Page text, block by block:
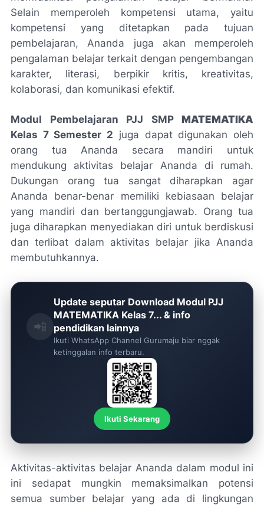
Selain memperoleh kompetensi utama, yaitu
kompetensi yang ditetapkan pada tujuan
pembelajaran, Ananda juga akan memperoleh
pengalaman belajar terkait dengan pengembangan
karakter, literasi, berpikir kritis, kreativitas,
kolaborasi, dan komunikasi efektif.
Modul Pembelajaran PJJ SMP MATEMATIKA
Kelas 7 Semester 2 juga dapat digunakan oleh
orang tua Ananda secara mandiri untuk
mendukung aktivitas belajar Ananda di rumah.
Dukungan orang tua sangat diharapkan agar
Ananda benar-benar memiliki kebiasaan belajar
yang mandiri dan bertanggungjawab. Orang tua
juga diharapkan menyediakan diri untuk berdiskusi
dan terlibat dalam aktivitas belajar jika Ananda
membutuhkannya.
📲
Update seputar Download Modul PJJ
MATEMATIKA Kelas 7... & info
pendidikan lainnya
Ikuti WhatsApp Channel Gurumaju biar nggak
ketinggalan info terbaru.
Ikuti Sekarang
Aktivitas-aktivitas belajar Ananda dalam modul ini
ini sedapat mungkin memaksimalkan potensi
semua sumber belajar yang ada di lingkungan